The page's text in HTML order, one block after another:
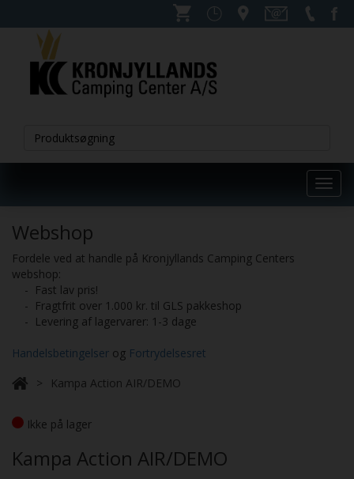
Webshop
Fordele ved at handle på Kronjyllands Camping Centers
webshop:
- Fast lav pris!
- Fragtfrit over 1.000 kr. til GLS pakkeshop
- Levering af lagervarer: 1-3 dage
Handelsbetingelser og Fortrydelsesret
Kampa Action AIR/DEMO
Ikke på lager
Kampa Action AIR/DEMO